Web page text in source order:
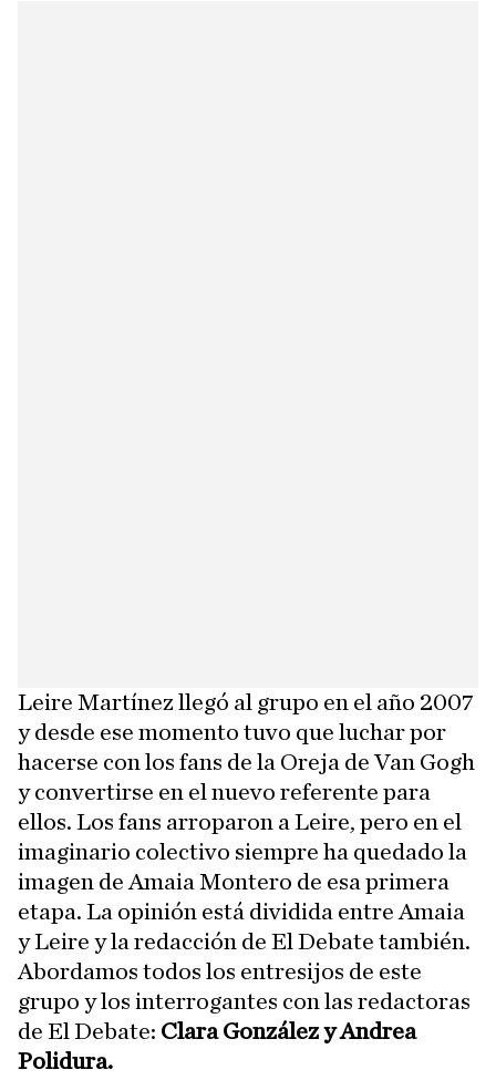
Leire Martínez llegó al grupo en el año 2007
y desde ese momento tuvo que luchar por
hacerse con los fans de la Oreja de Van Gogh
y convertirse en el nuevo referente para
ellos. Los fans arroparon a Leire, pero en el
imaginario colectivo siempre ha quedado la
imagen de Amaia Montero de esa primera
etapa. La opinión está dividida entre Amaia
y Leire y la redacción de El Debate también.
Abordamos todos los entresijos de este
grupo y los interrogantes con las redactoras
de El Debate: Clara González y Andrea
Polidura.